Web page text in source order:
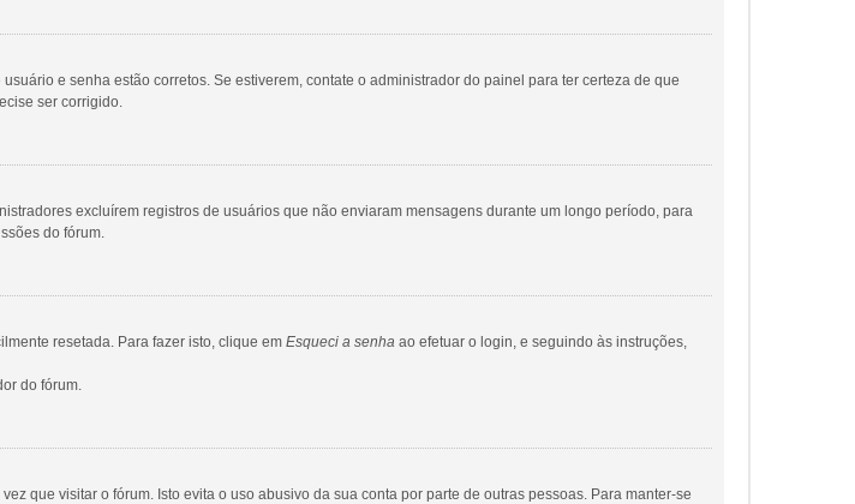
e senha estão corretos. Se estiverem, contate o administrador do painel para ter certeza de que
ser corrigido.
excluírem registros de usuários que não enviaram mensagens durante um longo período, para
do fórum.
resetada. Para fazer isto, clique em Esqueci a senha ao efetuar o login, e seguindo às instruções,
do fórum.
que visitar o fórum. Isto evita o uso abusivo da sua conta por parte de outras pessoas. Para manter-se